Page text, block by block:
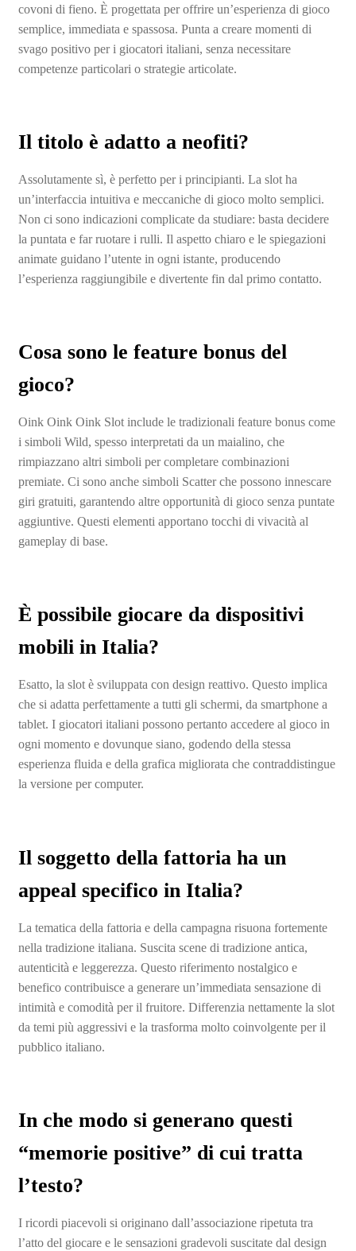
covoni di fieno. È progettata per offrire un’esperienza di gioco
semplice, immediata e spassosa. Punta a creare momenti di
svago positivo per i giocatori italiani, senza necessitare
competenze particolari o strategie articolate.
Il titolo è adatto a neofiti?
Assolutamente sì, è perfetto per i principianti. La slot ha
un’interfaccia intuitiva e meccaniche di gioco molto semplici.
Non ci sono indicazioni complicate da studiare: basta decidere
la puntata e far ruotare i rulli. Il aspetto chiaro e le spiegazioni
animate guidano l’utente in ogni istante, producendo
l’esperienza raggiungibile e divertente fin dal primo contatto.
Cosa sono le feature bonus del
gioco?
Oink Oink Oink Slot include le tradizionali feature bonus come
i simboli Wild, spesso interpretati da un maialino, che
rimpiazzano altri simboli per completare combinazioni
premiate. Ci sono anche simboli Scatter che possono innescare
giri gratuiti, garantendo altre opportunità di gioco senza puntate
aggiuntive. Questi elementi apportano tocchi di vivacità al
gameplay di base.
È possibile giocare da dispositivi
mobili in Italia?
Esatto, la slot è sviluppata con design reattivo. Questo implica
che si adatta perfettamente a tutti gli schermi, da smartphone a
tablet. I giocatori italiani possono pertanto accedere al gioco in
ogni momento e dovunque siano, godendo della stessa
esperienza fluida e della grafica migliorata che contraddistingue
la versione per computer.
Il soggetto della fattoria ha un
appeal specifico in Italia?
La tematica della fattoria e della campagna risuona fortemente
nella tradizione italiana. Suscita scene di tradizione antica,
autenticità e leggerezza. Questo riferimento nostalgico e
benefico contribuisce a generare un’immediata sensazione di
intimità e comodità per il fruitore. Differenzia nettamente la slot
da temi più aggressivi e la trasforma molto coinvolgente per il
pubblico italiano.
In che modo si generano questi
“memorie positive” di cui tratta
l’testo?
I ricordi piacevoli si originano dall’associazione ripetuta tra
l’atto del giocare e le sensazioni gradevoli suscitate dal design